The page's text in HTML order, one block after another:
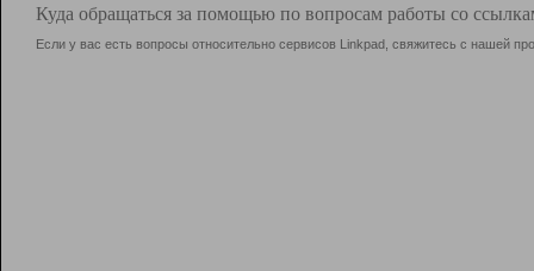
Куда обращаться за помощью по вопросам работы со
Если у вас есть вопросы относительно сервисов Linkpad, свяжитесь с нашей